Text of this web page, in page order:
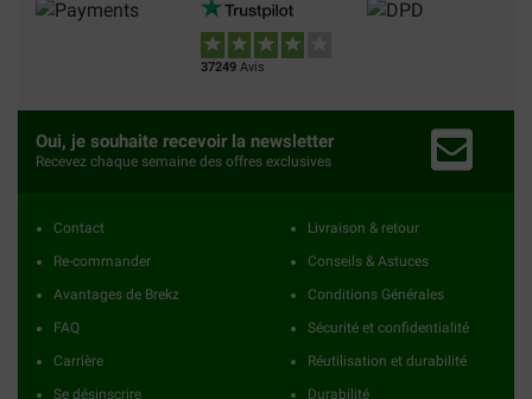
37249 Avis
Oui, je souhaite recevoir la newsletter
Recevez chaque semaine des offres exclusives
Contact
Re-commander
Avantages de Brekz
FAQ
Carrière
Se désinscrire
Livraison & retour
Conseils & Astuces
Conditions Générales
Sécurité et confidentialité
Réutilisation et durabilité
Durabilité